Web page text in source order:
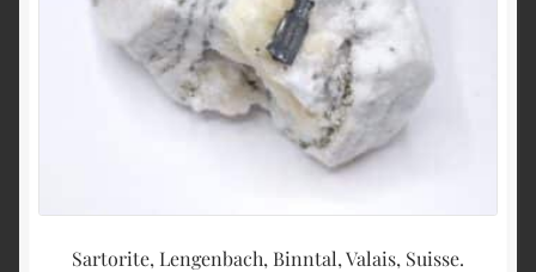
Sartorite, Lengenbach, Binntal, Valais, Suisse.